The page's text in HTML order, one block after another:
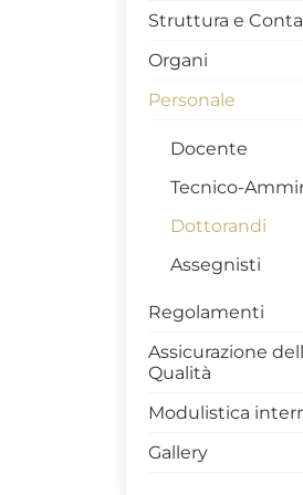
Struttura e
Organi
Direttore
Consigli
Commissioni
Personale
Docente
Tecnico-
Dottorandi
Assegnisti
Regolamenti
Assicurazione
Qualità
Modulistica
Gallery